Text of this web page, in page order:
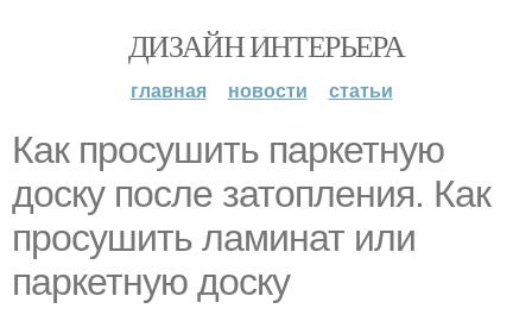
ДИЗАЙН ИНТЕРЬЕРА
главная новости статьи
Как просушить паркетную
доску после затопления. Как
просушить ламинат или
паркетную доску